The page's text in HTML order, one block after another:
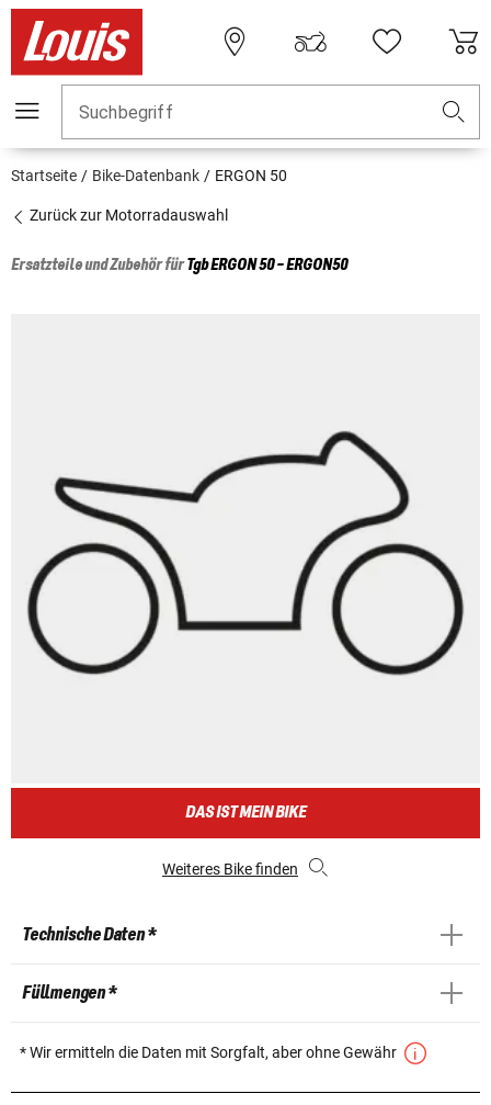
Suchbegriff
Startseite Bike-Datenbank ERGON 50
Zurück zur Motorradauswahl
Ersatzteile und Zubehör fürTgbERGON 50 - ERGON50
DAS IST MEIN BIKE
Weiteres Bike finden
Technische Daten *
Füllmengen *
* Wir ermitteln die Daten mit Sorgfalt, aber ohne Gewähr